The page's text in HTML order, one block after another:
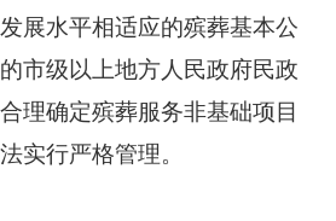
展水平相适应的殡葬基本公
市级以上地方人民政府民政
理确定殡葬服务非基础项目
实行严格管理。